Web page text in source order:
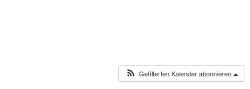
Gefilterten Kalender abonnieren